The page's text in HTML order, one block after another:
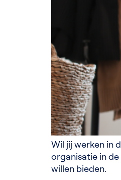
Wil jij werken in
organisatie in
willen bieden.